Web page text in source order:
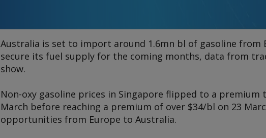
Australia is set to import around 1.6mn bl of gasoline from
secure its fuel supply for the coming months, data from
show.
Non-oxy gasoline prices in Singapore flipped to a premium
March before reaching a premium of over $34/bl on 23
opportunities from Europe to Australia.